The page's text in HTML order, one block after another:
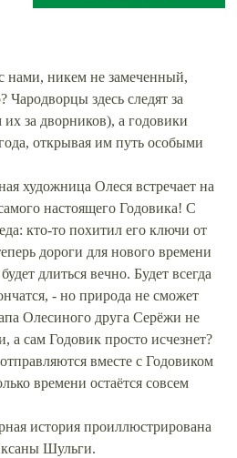
нами, никем не замеченный,
здесь следят за
за дворников), а годовики
открывая им путь особыми
художница Олеся встречает на
настоящего Годовика! С
кто-то похитил его ключи от
дороги для нового времени
длиться вечно. Будет всегда
- но природа не сможет
Олесиного друга Серёжи не
а сам Годовик просто исчезнет?
вместе с Годовиком
времени остаётся совсем
история проиллюстрирована
Шульги.